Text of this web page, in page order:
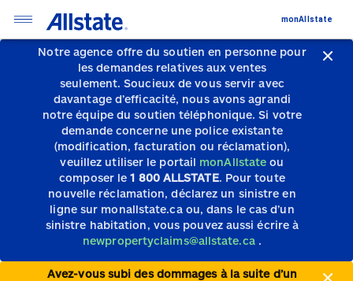
Notre agence offre du soutien en personne pour
les demandes relatives aux ventes
seulement.Soucieux de vous servir avec
davantage d’efficacité, nous avons agrandi
notre équipe du soutien téléphonique.Si votre
demande concerne une police existante
(modification, facturation ou réclamation),
veuillez utiliser le portail monAllstate ou
composer le1 800 ALLSTATE. Pour toute
nouvelle réclamation, déclarez un sinistre en
ligne sur monallstate.ca ou, dans le cas d’un
sinistre habitation, vous pouvez aussi écrire à
newpropertyclaims@allstate.ca .
Avez-vous subi des dommages à la suite d’un
monAllstate